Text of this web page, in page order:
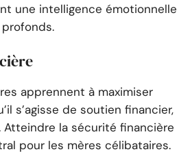
une intelligence émotionnelle
apprennent à maximiser
s’agisse de soutien financier,
la sécurité financière
pour les mères célibataires.